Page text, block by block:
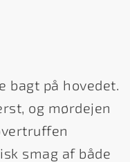
på hovedet.
og mørdejen
smag af både